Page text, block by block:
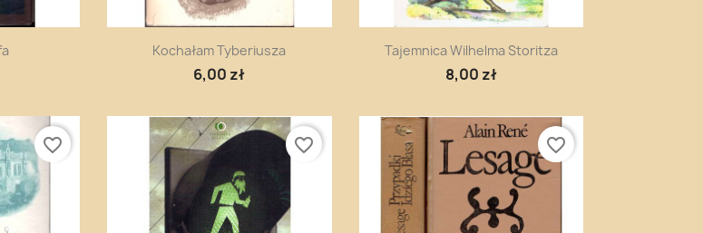
Szybki podgląd
Kochałam Tyberiusza
6,00 zł
Szybki podgląd
Tajemnica Wilhelma Storitza
8,00 zł
favorite_border favorite_border favorite_border